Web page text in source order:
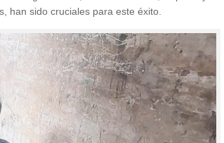
han sido cruciales para este éxito.